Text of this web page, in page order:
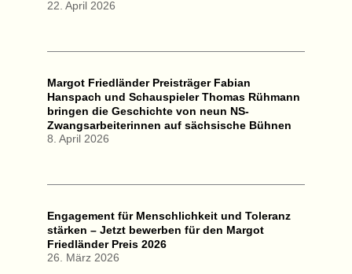
22. April 2026
Margot Friedländer Preisträger Fabian
Hanspach und Schauspieler Thomas Rühmann
bringen die Geschichte von neun NS-
Zwangsarbeiterinnen auf sächsische Bühnen
8. April 2026
Engagement für Menschlichkeit und Toleranz
stärken – Jetzt bewerben für den Margot
Friedländer Preis 2026
26. März 2026